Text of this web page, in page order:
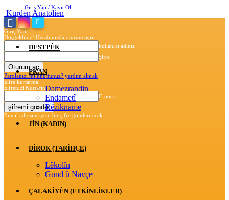
Giriş Yap / Kayıt Ol
Giriş Yap
Hoşgeldiniz! Hesabınızda oturum açın.
kullanıcı adınız
Şifre
Parolanızı mı unuttunuz? yardım almak
Şifre kurtarma
Şifrenizi Kurtarın
E-posta
Email adresine yeni bir şifre gönderilecek.
Kurden Anatolien
DESTPÊK
PKAN
Damezrandin
Endametî
Rêzikname
JİN (KADIN)
DÎROK (TARİHÇE)
Lêkolîn
Gund û Navçe
ÇALAKÎYÊN (ETKINLIKLER)